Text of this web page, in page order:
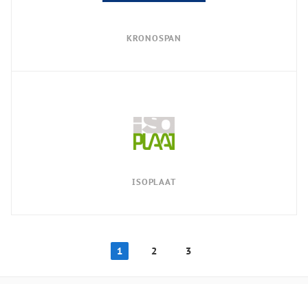
KRONOSPAN
ISOPLAAT
1 2 3